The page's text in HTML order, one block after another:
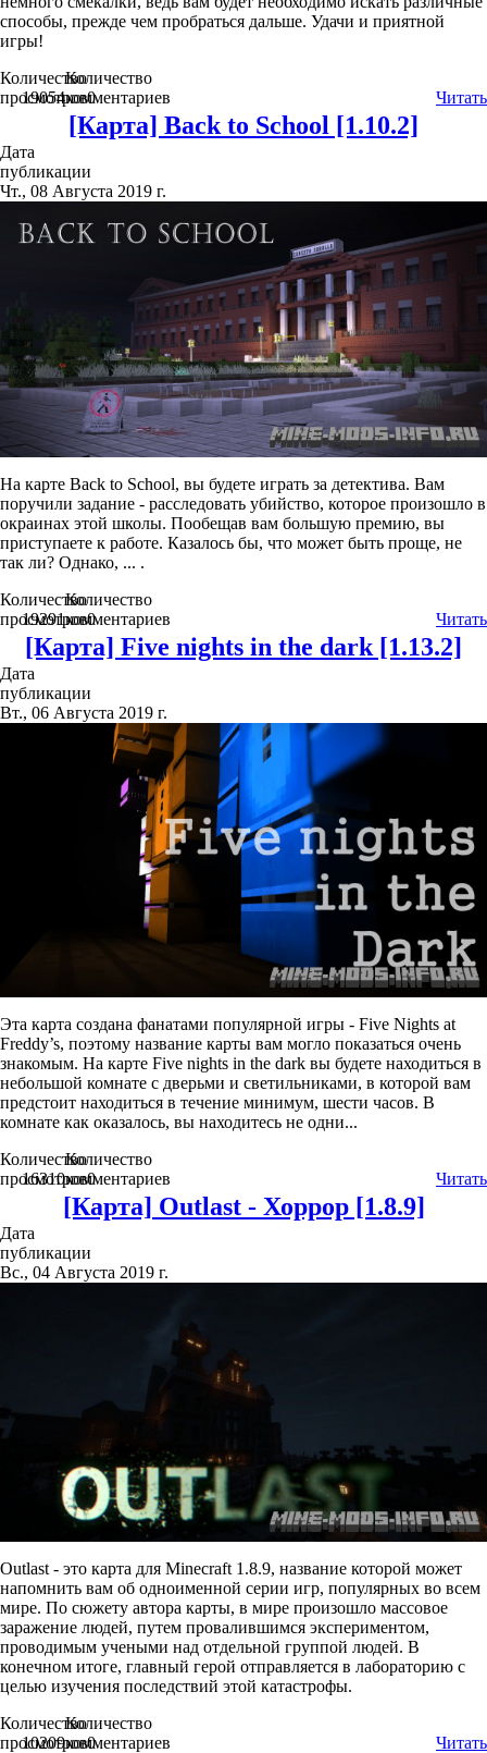
способы, прежде чем пробраться дальше. Удачи и приятной
игры!
Количество
просмотров
19054
Количество
комментариев
0 Читать
[Карта] Back to School [1.10.2]
Дата
публикации
Чт., 08 Августа 2019 г.
На карте Back to School, вы будете играть за детектива. Вам
поручили задание - расследовать убийство, которое произошло в
окраинах этой школы. Пообещав вам большую премию, вы
приступаете к работе. Казалось бы, что может быть проще, не
так ли? Однако, ... .
Количество
просмотров
19291
Количество
комментариев
0 Читать
[Карта] Five nights in the dark [1.13.2]
Дата
публикации
Вт., 06 Августа 2019 г.
Эта карта создана фанатами популярной игры - Five Nights at
Freddy’s, поэтому название карты вам могло показаться очень
знакомым. На карте Five nights in the dark вы будете находиться в
небольшой комнате с дверьми и светильниками, в которой вам
предстоит находиться в течение минимум, шести часов. В
комнате как оказалось, вы находитесь не одни...
Количество
просмотров
16310
Количество
комментариев
0 Читать
[Карта] Outlast - Хоррор [1.8.9]
Дата
публикации
Вс., 04 Августа 2019 г.
Outlast - это карта для Minecraft 1.8.9, название которой может
напомнить вам об одноименной серии игр, популярных во всем
мире. По сюжету автора карты, в мире произошло массовое
заражение людей, путем провалившимся экспериментом,
проводимым учеными над отдельной группой людей. В
конечном итоге, главный герой отправляется в лабораторию с
целью изучения последствий этой катастрофы.
Количество
просмотров
10209
Количество
комментариев
0 Читать